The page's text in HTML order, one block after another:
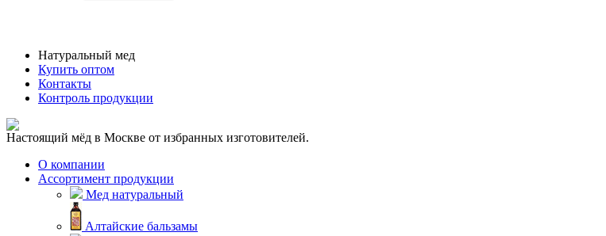
Натуральный мед
Купить оптом
Контакты
Контроль продукции
Настоящий мёд в Москве от избранных изготовителей.
О компании
Ассортимент продукции
Мед натуральный
Алтайские бальзамы